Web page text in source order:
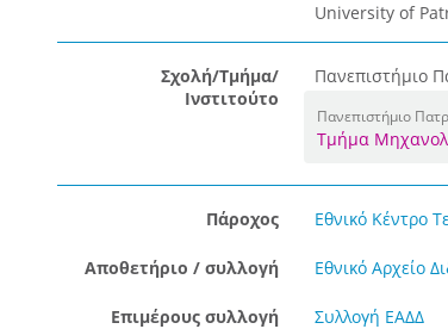
University of
Σχολή/Τμήμα/
Ινστιτούτο
Πανεπιστήμιο
Πανεπιστήμιο
Τμήμα
Πάροχος Εθνικό Κέντρο
Αποθετήριο / συλλογή Εθνικό Αρχείο
Επιμέρους συλλογή Συλλογή ΕΑΔΔ